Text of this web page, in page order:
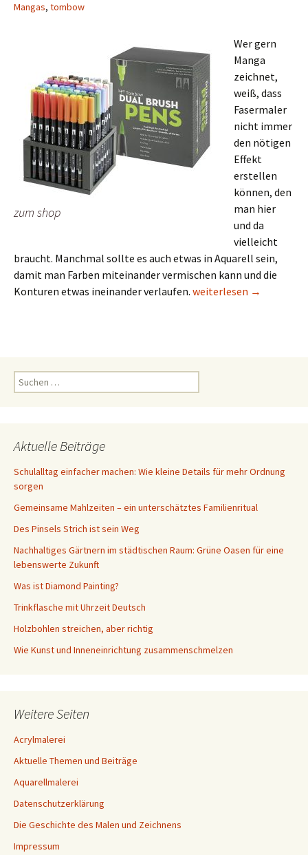
Mangas, tombow
zum shop
Wer gern
Manga
zeichnet,
weiß, dass
Fasermaler
nicht immer
den nötigen
Effekt
erstellen
können, den
man hier
und da
vielleicht
braucht. Manchmal sollte es auch etwas in Aquarell sein,
damit man Farben miteinander vermischen kann und die
Konturen etwas ineinander verlaufen. Die Manga Stifte von
weiterlesen →
Suchen
nach:
Aktuelle Beiträge
Schulalltag einfacher machen: Wie kleine Details für mehr Ordnung
sorgen
Gemeinsame Mahlzeiten – ein unterschätztes Familienritual
Des Pinsels Strich ist sein Weg
Nachhaltiges Gärtnern im städtischen Raum: Grüne Oasen für eine
lebenswerte Zukunft
Was ist Diamond Painting?
Trinkflasche mit Uhrzeit Deutsch
Holzbohlen streichen, aber richtig
Wie Kunst und Inneneinrichtung zusammenschmelzen
Weitere Seiten
Acrylmalerei
Aktuelle Themen und Beiträge
Aquarellmalerei
Datenschutzerklärung
Die Geschichte des Malen und Zeichnens
Impressum